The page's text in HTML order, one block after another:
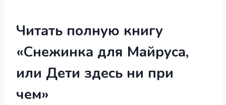
Читать полную книгу
«Снежинка для Майруса,
или Дети здесь ни при
чем»